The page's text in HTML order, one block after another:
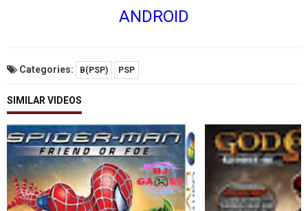
ANDROID
Categories: B(PSP) PSP
SIMILAR VIDEOS